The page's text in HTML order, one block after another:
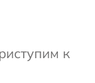
к